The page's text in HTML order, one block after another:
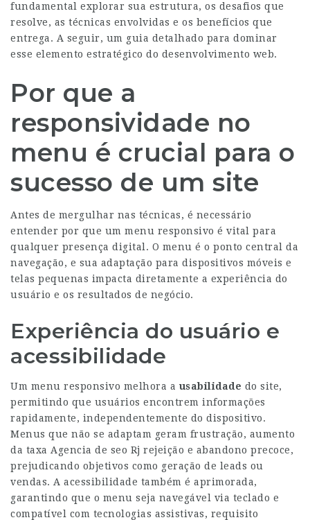
fundamental explorar sua estrutura, os desafios que
resolve, as técnicas envolvidas e os benefícios que
entrega. A seguir, um guia detalhado para dominar
esse elemento estratégico do desenvolvimento web.
Por que a
responsividade no
menu é crucial para o
sucesso de um site
Antes de mergulhar nas técnicas, é necessário
entender por que um menu responsivo é vital para
qualquer presença digital. O menu é o ponto central da
navegação, e sua adaptação para dispositivos móveis e
telas pequenas impacta diretamente a experiência do
usuário e os resultados de negócio.
Experiência do usuário e
acessibilidade
Um menu responsivo melhora a usabilidade do site,
permitindo que usuários encontrem informações
rapidamente, independentemente do dispositivo.
Menus que não se adaptam geram frustração, aumento
da taxa Agencia de seo Rj rejeição e abandono precoce,
prejudicando objetivos como geração de leads ou
vendas. A acessibilidade também é aprimorada,
garantindo que o menu seja navegável via teclado e
compatível com tecnologias assistivas, requisito